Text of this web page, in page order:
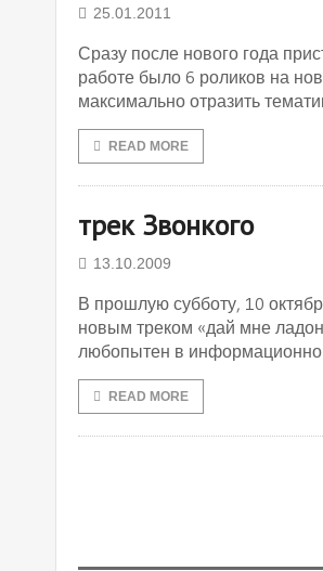
25.01.2011
Сразу после нового года
работе было 6 роликов на
максимально отразить
READ MORE
трек Звонкого
13.10.2009
В прошлую субботу, 10
новым треком «дай мне
любопытен в
READ MORE